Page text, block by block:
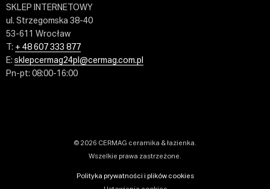
SKLEP INTERNETOWY
ul. Strzegomska 38-40
53-611 Wrocław
T: + 48 607 333 877
E: sklepcermag24pl@cermag.com.pl
Pn-pt: 08:00-16:00
© 2026 CERMAG ceramika & łazienka.
Wszelkie prawa zastrzeżone.
Polityka prywatności i plików cookies